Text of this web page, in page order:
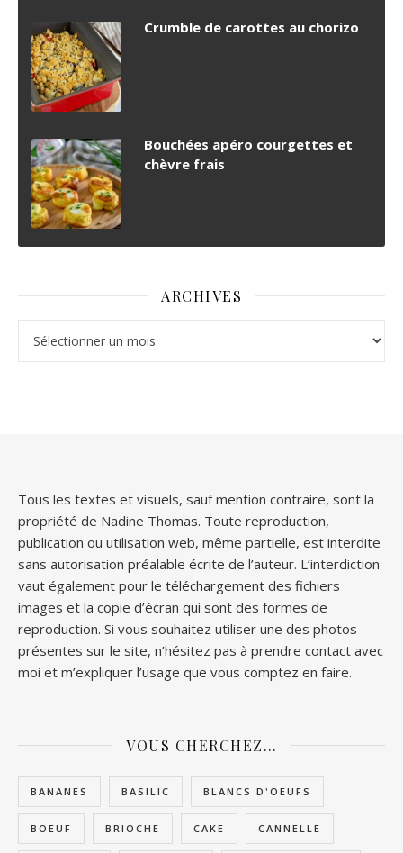
Crumble de carottes au chorizo
Bouchées apéro courgettes et
chèvre frais
ARCHIVES
Tous les textes et visuels, sauf mention contraire, sont la
propriété de Nadine Thomas. Toute reproduction,
publication ou utilisation web, même partielle, est interdite
sans autorisation préalable écrite de l’auteur. L’interdiction
vaut également pour le téléchargement des fichiers
images et la copie d’écran qui sont des formes de
reproduction. Si vous souhaitez utiliser une des photos
présentes sur le site, n’hésitez pas à prendre contact avec
moi et m’expliquer l’usage que vous comptez en faire.
VOUS CHERCHEZ…
BANANES BASILIC BLANCS D'OEUFS
BOEUF BRIOCHE CAKE CANNELLE